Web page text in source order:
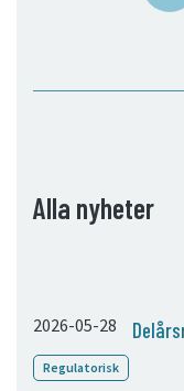
Kontaktinformation
Alla nyheter
2026-05-28
Regulatorisk